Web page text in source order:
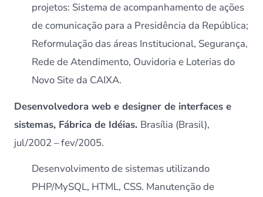
projetos: Sistema de acompanhamento de ações
de comunicação para a Presidência da República;
Reformulação das áreas Institucional, Segurança,
Rede de Atendimento, Ouvidoria e Loterias do
Novo Site da CAIXA.
Desenvolvedora web e designer de interfaces e
sistemas, Fábrica de Idéias. Brasília (Brasil),
jul/2002 – fev/2005.
Desenvolvimento de sistemas utilizando
PHP/MySQL, HTML, CSS. Manutenção de